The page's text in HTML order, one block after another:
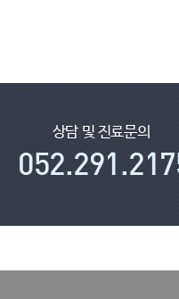
상담 및 진료문의